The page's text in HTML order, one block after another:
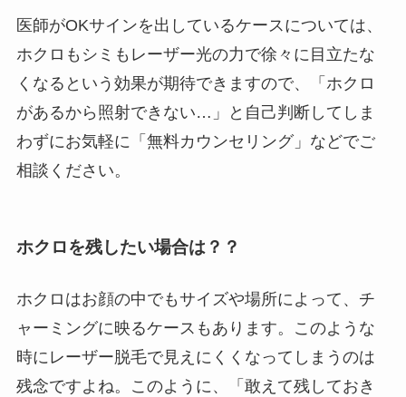
医師がOKサインを出しているケースについては、
ホクロもシミもレーザー光の力で徐々に目立たな
くなるという効果が期待できますので、「ホクロ
があるから照射できない…」と自己判断してしま
わずにお気軽に「無料カウンセリング」などでご
相談ください。
ホクロを残したい場合は？？
ホクロはお顔の中でもサイズや場所によって、チ
ャーミングに映るケースもあります。このような
時にレーザー脱毛で見えにくくなってしまうのは
残念ですよね。このように、「敢えて残しておき